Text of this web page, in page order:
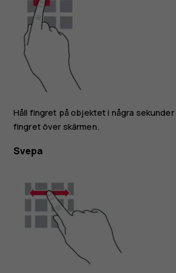
Håll fingret på objektet i några sekunder
fingret över skärmen.
Svepa